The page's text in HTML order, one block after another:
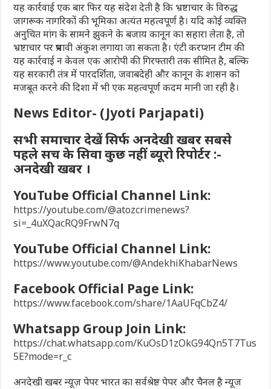
यह कार्रवाई एक बार फिर यह संदेश देती है कि भ्रष्टाचार के विरुद्ध
जागरूक नागरिकों की भूमिका अत्यंत महत्वपूर्ण है। यदि कोई व्यक्ति
अनुचित मांग के सामने झुकने के बजाय कानून का सहारा लेता है, तो
भ्रष्टाचार पर प्रभावी अंकुश लगाया जा सकता है। एंटी करप्शन टीम की
यह कार्रवाई न केवल एक आरोपी की गिरफ्तारी तक सीमित है, बल्कि
यह सरकारी तंत्र में पारदर्शिता, जवाबदेही और कानून के शासन को
मजबूत करने की दिशा में भी एक महत्वपूर्ण कदम मानी जा रही है।
News Editor- (Jyoti Parjapati)
सभी समाचार देखें सिर्फ अनदेखी खबर सबसे
पहले सच के सिवा कुछ नहीं ब्यूरो रिपोर्टर :-
अनदेखी खबर ।
YouTube Official Channel Link:
https://youtube.com/@atozcrimenews?
si=_4uXQacRQ9FrwN7q
YouTube Official Channel Link:
https://www.youtube.com/@AndekhiKhabarNews
Facebook Official Page Link:
https://www.facebook.com/share/1AaUFqCbZ4/
Whatsapp Group Join Link:
https://chat.whatsapp.com/KuOsD1zOkG94Qn5T7Tus
5E?mode=r_c
अनदेखी खबर न्यूज़ पेपर भारत का सर्वश्रेष्ठ पेपर और चैनल है न्यूज